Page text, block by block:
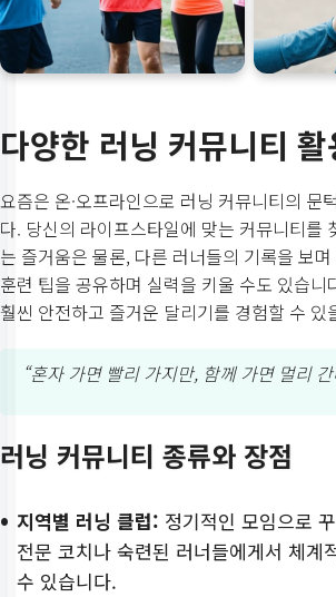
다양한 러닝 커뮤니티 활
요즘은 온·오프라인으로 러닝 커뮤니티의 문
다. 당신의 라이프스타일에 맞는 커뮤니티를
는 즐거움은 물론, 다른 러너들의 기록을 보
훈련 팁을 공유하며 실력을 키울 수도 있습니
훨씬 안전하고 즐거운 달리기를 경험할 수 있
“혼자 가면 빨리 가지만, 함께 가면 멀리
러닝 커뮤니티 종류와 장점
지역별 러닝 클럽: 정기적인 모임으로
전문 코치나 숙련된 러너들에게서 체계
수 있습니다.